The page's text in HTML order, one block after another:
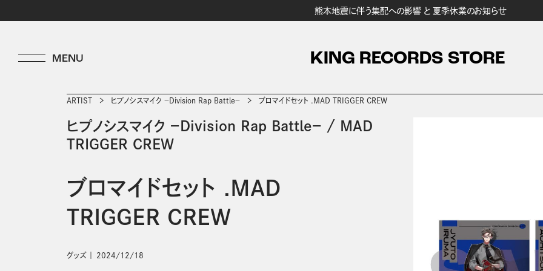
熊本地震に伴う集配への影響 と 夏季休業のお知らせ
KING RECORDS STORE
ARTIST ヒプノシスマイク －Division Rap Battle－ ブロマイドセット .MAD TRIGGER CREW
ヒプノシスマイク －Division Rap Battle－ /
MAD
TRIGGER CREW
ブロマイドセット .MAD
TRIGGER CREW
グッズ 2024/12/18